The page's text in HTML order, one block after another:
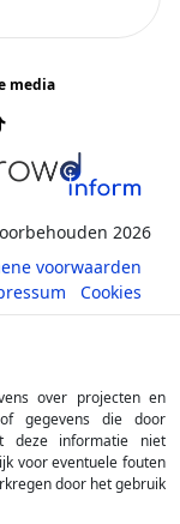
media
2026
voorwaarden
Cookies
over projecten en
gegevens die door
deze informatie niet
voor eventuele fouten
door het gebruik